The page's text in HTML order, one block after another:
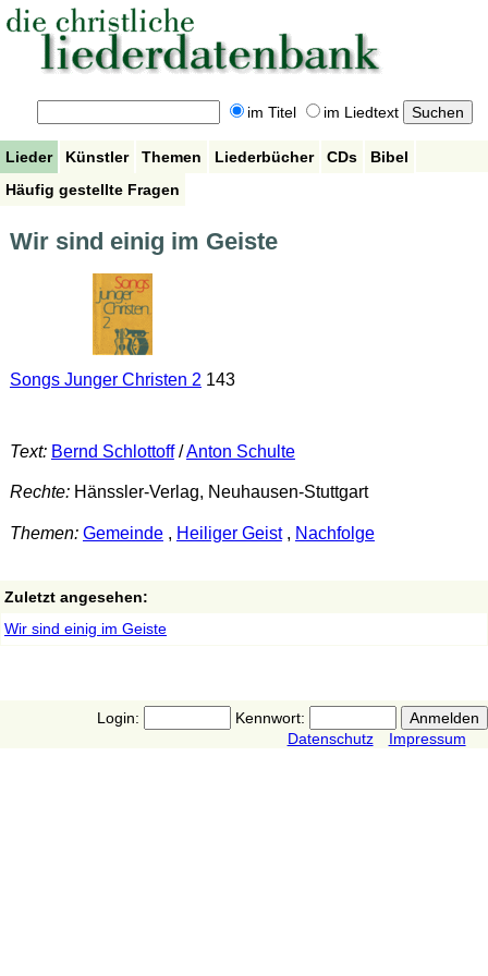
im Titel im Liedtext
Lieder Künstler Themen Liederbücher CDs
Bibel
Häufig gestellte Fragen
Wir sind einig im Geiste
Songs Junger Christen 2 143
Text: Bernd Schlottoff/Anton Schulte
Rechte:Hänssler-Verlag, Neuhausen-Stuttgart
Themen: Gemeinde, Heiliger Geist, Nachfolge
Zuletzt angesehen:
Wir sind einig im Geiste
Login:
Kennwort:
Datenschutz
Impressum